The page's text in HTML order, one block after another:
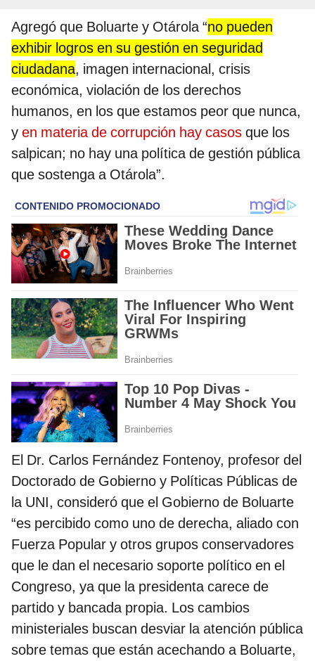
Agregó que Boluarte y Otárola “no pueden
exhibir logros en su gestión en seguridad
ciudadana, imagen internacional, crisis
económica, violación de los derechos
humanos, en los que estamos peor que nunca,
y en materia de corrupción hay casos que los
salpican; no hay una política de gestión pública
que sostenga a Otárola”.
El Dr. Carlos Fernández Fontenoy, profesor del
Doctorado de Gobierno y Políticas Públicas de
la UNI, consideró que el Gobierno de Boluarte
“es percibido como uno de derecha, aliado con
Fuerza Popular y otros grupos conservadores
que le dan el necesario soporte político en el
Congreso, ya que la presidenta carece de
partido y bancada propia. Los cambios
ministeriales buscan desviar la atención pública
sobre temas que están acechando a Boluarte,